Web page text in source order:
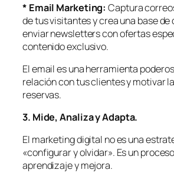
* Email Marketing: Captura
de tus visitantes y crea una base de
enviar newsletters con ofertas
contenido exclusivo.
El email es una herramienta
relación con tus clientes y motivar
reservas.
3. Mide, Analiza y Adapta.
El marketing digital no es una
«configurar y olvidar». Es un
aprendizaje y mejora.